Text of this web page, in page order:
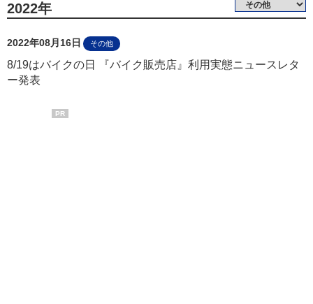
2022年
2022年08月16日 その他
8/19はバイクの日 『バイク販売店』利用実態ニュースレタ
ー発表
PR